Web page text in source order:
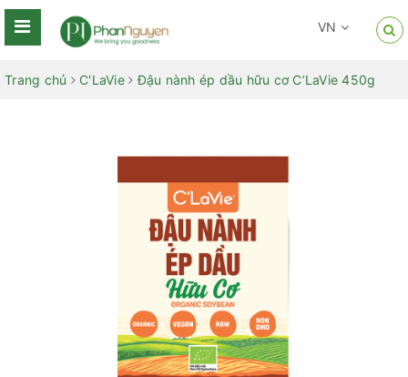
VN
Trang chủ C'LaVie Đậu nành ép dầu hữu cơ C’LaVie 450g